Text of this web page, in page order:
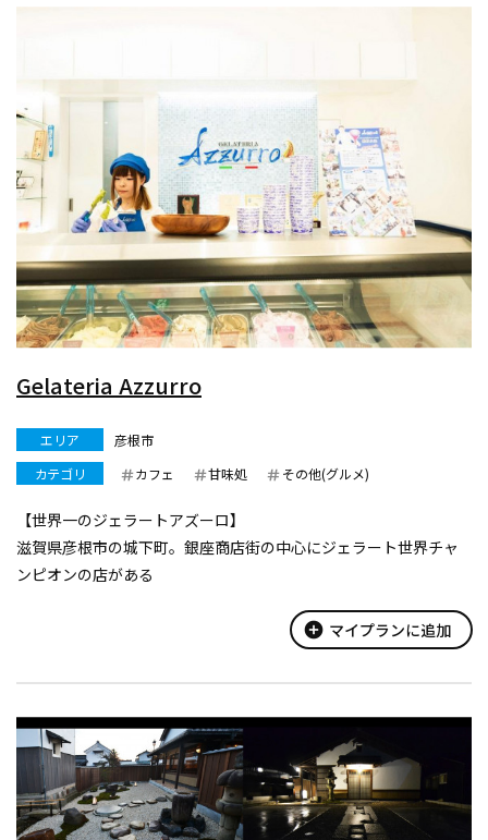
Gelateria Azzurro
エリア
彦根市
カテゴリ
カフェ 甘味処 その他(グルメ)
【世界一のジェラートアズーロ】
滋賀県彦根市の城下町。銀座商店街の中心にジェラート世界チャ
ンピオンの店がある
add_circle マイプランに追加